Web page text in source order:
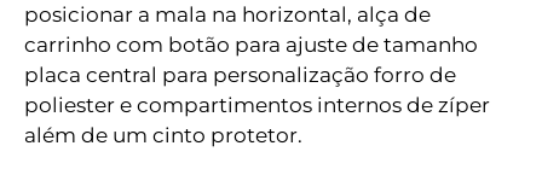
posicionar a mala na horizontal, alça de
carrinho com botão para ajuste de tamanho
placa central para personalização forro de
poliester e compartimentos internos de zíper
além de um cinto protetor.